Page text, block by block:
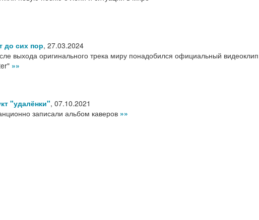
до сих пор, 27.03.2024
выхода оригинального трека миру понадобился официальный
»»
"удалёнки", 07.10.2021
записали альбом каверов »»